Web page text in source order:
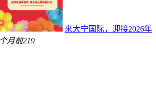
来大宁国际，迎接2026年
月前219